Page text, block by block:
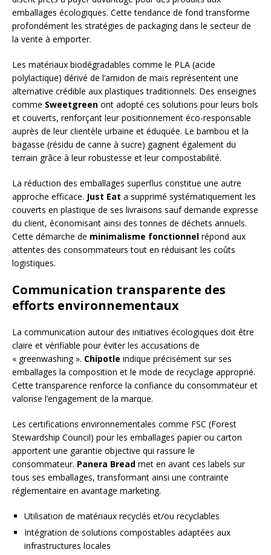
emballages écologiques. Cette tendance de fond transforme
profondément les stratégies de packaging dans le secteur de
la vente à emporter.
Les matériaux biodégradables comme le PLA (acide
polylactique) dérivé de l’amidon de maïs représentent une
alternative crédible aux plastiques traditionnels. Des enseignes
comme Sweetgreen ont adopté ces solutions pour leurs bols
et couverts, renforçant leur positionnement éco-responsable
auprès de leur clientèle urbaine et éduquée. Le bambou et la
bagasse (résidu de canne à sucre) gagnent également du
terrain grâce à leur robustesse et leur compostabilité.
La réduction des emballages superflus constitue une autre
approche efficace. Just Eat a supprimé systématiquement les
couverts en plastique de ses livraisons sauf demande expresse
du client, économisant ainsi des tonnes de déchets annuels.
Cette démarche de minimalisme fonctionnel répond aux
attentes des consommateurs tout en réduisant les coûts
logistiques.
Communication transparente des
efforts environnementaux
La communication autour des initiatives écologiques doit être
claire et vérifiable pour éviter les accusations de
« greenwashing ». Chipotle indique précisément sur ses
emballages la composition et le mode de recyclage approprié.
Cette transparence renforce la confiance du consommateur et
valorise l’engagement de la marque.
Les certifications environnementales comme FSC (Forest
Stewardship Council) pour les emballages papier ou carton
apportent une garantie objective qui rassure le
consommateur. Panera Bread met en avant ces labels sur
tous ses emballages, transformant ainsi une contrainte
réglementaire en avantage marketing.
Utilisation de matériaux recyclés et/ou recyclables
Intégration de solutions compostables adaptées aux
infrastructures locales